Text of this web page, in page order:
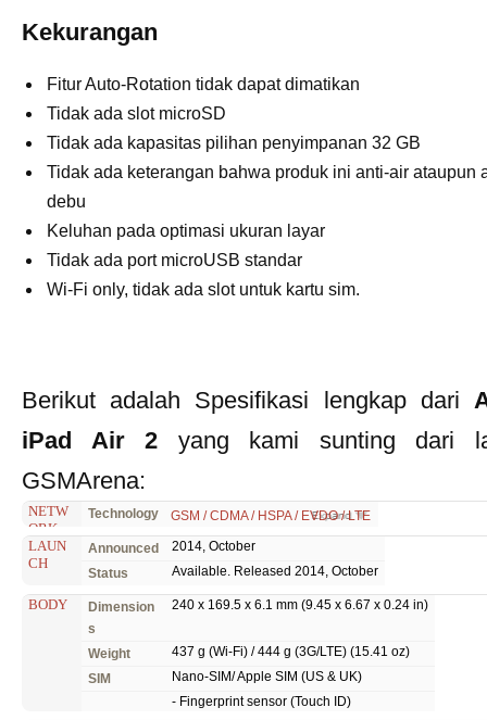
Kekurangan
Fitur Auto-Rotation tidak dapat dimatikan
Tidak ada slot microSD
Tidak ada kapasitas pilihan penyimpanan 32 GB
Tidak ada keterangan bahwa produk ini anti-air ataupun
debu
Keluhan pada optimasi ukuran layar
Tidak ada port microUSB standar
Wi-Fi only, tidak ada slot untuk kartu sim.
Berikut adalah Spesifikasi lengkap dari
iPad Air 2 yang kami sunting dari
GSMArena:
NETW
ORK
Technology GSM / CDMA / HSPA / EVDO / LTE
LAUN
CH
Announced
2014, October
Status
Available. Released 2014, October
BODY
Dimension
s
240 x 169.5 x 6.1 mm (9.45 x 6.67 x 0.24 in)
Weight
437 g (Wi-Fi) / 444 g (3G/LTE) (15.41 oz)
SIM
Nano-SIM/ Apple SIM (US & UK)
- Fingerprint sensor (Touch ID)